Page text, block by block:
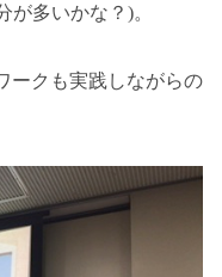
が多いかな？)。
ークも実践しながらの